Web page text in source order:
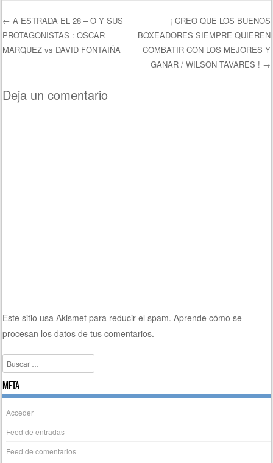
Navegación de entradas
← A ESTRADA EL 28 – O Y SUS
PROTAGONISTAS : OSCAR
MARQUEZ vs DAVID FONTAIÑA
¡ CREO QUE LOS BUENOS
BOXEADORES SIEMPRE QUIEREN
COMBATIR CON LOS MEJORES Y
GANAR / WILSON TAVARES ! →
Deja un comentario
Este sitio usa Akismet para reducir el spam.Aprende cómo se
procesan los datos de tus comentarios.
Buscar
META
Acceder
Feed de entradas
Feed de comentarios